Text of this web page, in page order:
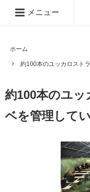
メニュー
ホーム
約100本のユッカロスト
約100本のユ
ベを管理して